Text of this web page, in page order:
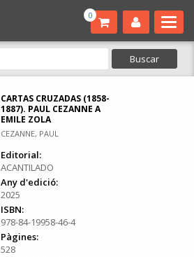
0
CARTAS CRUZADAS (1858-
1887). PAUL CEZANNE A
EMILE ZOLA
CEZANNE, PAUL
Editorial:
ACANTILADO
Any d'edició:
2025
ISBN:
978-84-19958-46-4
Pàgines:
528